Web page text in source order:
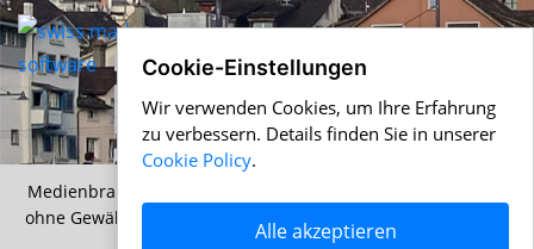
Medienbranche.ch &
ohne Gewähr |
Nutzungsbedingungen
Datenschutz
Cookie-Einstellungen
Wir verwenden Cookies, um Ihre Erfahrung
zu verbessern. Details finden Sie in unserer
Cookie Policy.
Alle akzeptieren